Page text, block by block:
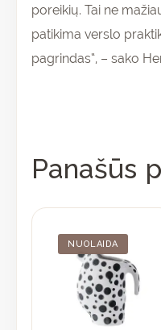
poreikių. Tai ne
patikima verslo
pagrindas“, – sako
Panašūs
NUOLAIDA
was:
56,90 €.
is:
39,83 €.